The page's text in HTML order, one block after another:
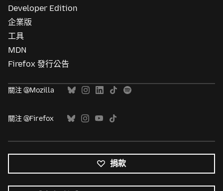
Developer Edition
企業版
工具
MDN
Firefox 發行公告
關注 @Mozilla
關注 @Firefox
捐款
有